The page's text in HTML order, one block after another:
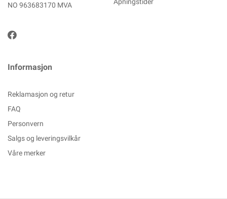
NO 963683170 MVA
Informasjon
Reklamasjon og retur
FAQ
Personvern
Salgs og leveringsvilkår
Våre merker